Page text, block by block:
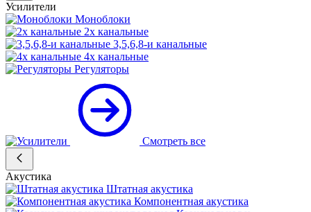
Усилители
Моноблоки
2х канальные
3,5,6,8-и канальные
4х канальные
Регуляторы
Смотреть все
Акустика
Штатная акустика
Компонентная акустика